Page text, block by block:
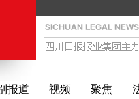
报道 视频 聚焦